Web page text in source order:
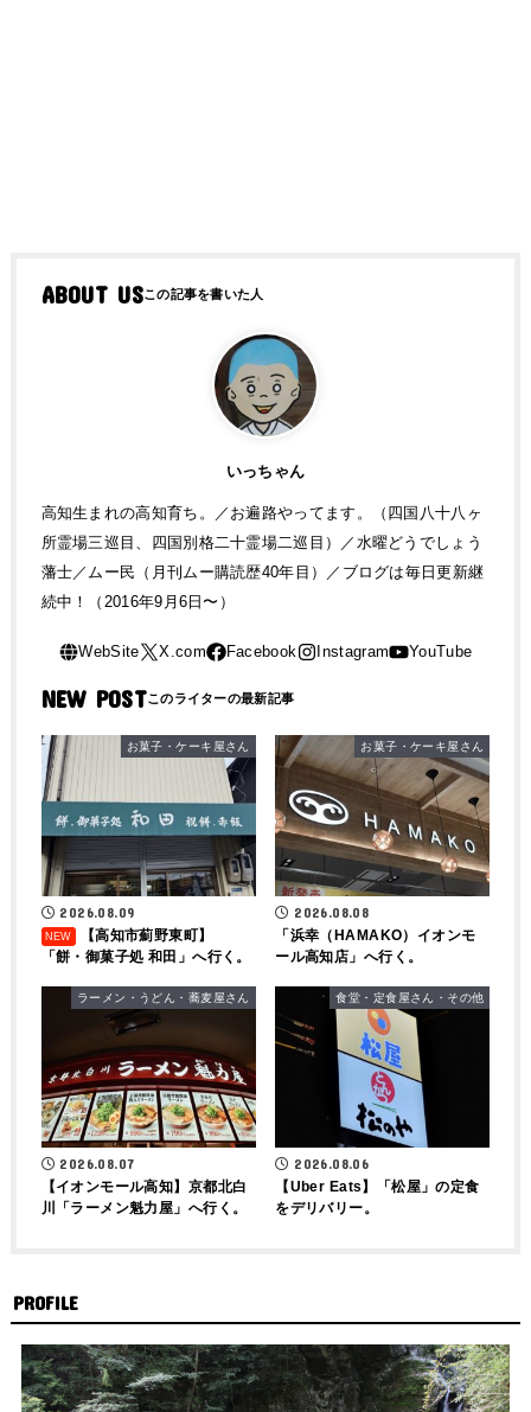
ABOUT US
いっちゃん
高知生まれの高知育ち。／お遍路やってます。（四国八十八ヶ
所霊場三巡目、四国別格二十霊場二巡目）／水曜どうでしょう
藩士／ムー民（月刊ムー購読歴40年目）／ブログは毎日更新継
続中！（2016年9月6日〜）
NEW POST
お菓子・ケーキ屋さん
2026.08.09
【高知市薊野東町】
「餅・御菓子処 和田」へ行く。
お菓子・ケーキ屋さん
2026.08.08
「浜幸（HAMAKO）イオンモ
ール高知店」へ行く。
ラーメン・うどん・蕎麦屋さん
2026.08.07
【イオンモール高知】京都北白
川「ラーメン魁力屋」へ行く。
食堂・定食屋さん・その他
2026.08.06
【Uber Eats】「松屋」の定食
をデリバリー。
PROFILE